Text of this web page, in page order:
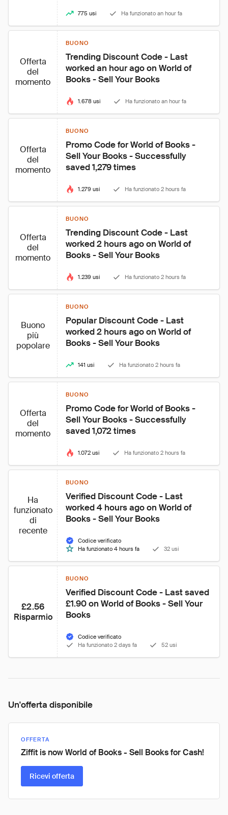
775 usi Ha funzionato an hour fa
Offerta
del
momento
BUONO
Trending Discount Code - Last
worked an hour ago on World of
Books - Sell Your Books
1.678 usi Ha funzionato an hour fa
Offerta
del
momento
BUONO
Promo Code for World of Books -
Sell Your Books - Successfully
saved 1,279 times
1.279 usi Ha funzionato 2 hours fa
Offerta
del
momento
BUONO
Trending Discount Code - Last
worked 2 hours ago on World of
Books - Sell Your Books
1.239 usi Ha funzionato 2 hours fa
Buono
più
popolare
BUONO
Popular Discount Code - Last
worked 2 hours ago on World of
Books - Sell Your Books
141 usi Ha funzionato 2 hours fa
Offerta
del
momento
BUONO
Promo Code for World of Books -
Sell Your Books - Successfully
saved 1,072 times
1.072 usi Ha funzionato 2 hours fa
Ha
funzionato
di
recente
BUONO
Verified Discount Code - Last
worked 4 hours ago on World of
Books - Sell Your Books
Codice verificato
Ha funzionato 4 hours fa
32 usi
£2.56
Risparmio
BUONO
Verified Discount Code - Last saved
£1.90 on World of Books - Sell Your
Books
Codice verificato
Ha funzionato 2 days fa
52 usi
Un'offerta disponibile
OFFERTA
Ziffit is now World of Books - Sell Books for Cash!
Ricevi offerta